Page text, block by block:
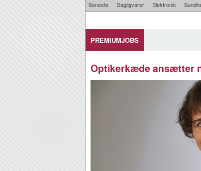
Seneste Dagligvarer Elektronik
PREMIUMJOBS
Optikerkæde ansætter